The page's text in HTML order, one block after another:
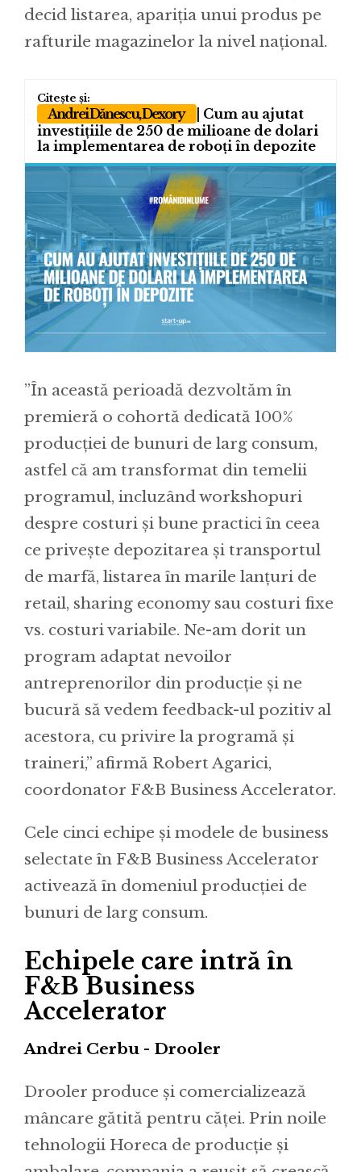
decid listarea, apariția unui produs pe
rafturile magazinelor la nivel național.
Andrei Dănescu, Dexory
| Cum au ajutat
investițiile de 250 de milioane de dolari
la implementarea de roboți în depozite
”În această perioadă dezvoltăm în
premieră o cohortă dedicată 100%
producției de bunuri de larg consum,
astfel că am transformat din temelii
programul, incluzând workshopuri
despre costuri și bune practici în ceea
ce privește depozitarea și transportul
de marfă, listarea în marile lanțuri de
retail, sharing economy sau costuri fixe
vs. costuri variabile. Ne-am dorit un
program adaptat nevoilor
antreprenorilor din producție și ne
bucură să vedem feedback-ul pozitiv al
acestora, cu privire la programă și
traineri,” afirmă Robert Agarici,
coordonator F&B Business Accelerator.
Cele cinci echipe și modele de business
selectate în F&B Business Accelerator
activează în domeniul producției de
bunuri de larg consum.
Echipele care intră în
F&B Business
Accelerator
Andrei Cerbu - Drooler
Drooler produce și comercializează
mâncare gătită pentru căței. Prin noile
tehnologii Horeca de producție și